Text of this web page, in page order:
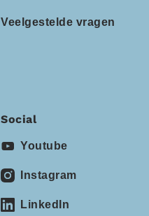
Veelgestelde vragen
Social
Youtube
Instagram
LinkedIn